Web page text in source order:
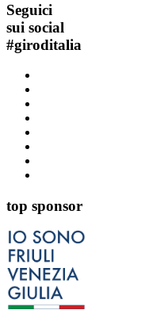
Seguici
sui social
#giroditalia
top sponsor